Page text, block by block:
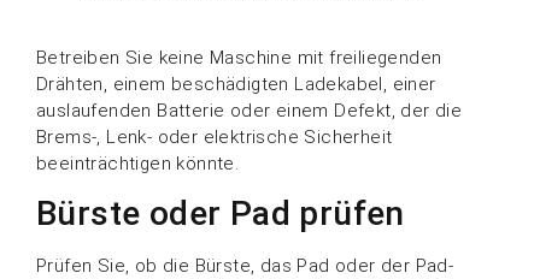
Betreiben Sie keine Maschine mit freiliegenden
Drähten, einem beschädigten Ladekabel, einer
auslaufenden Batterie oder einem Defekt, der die
Brems-, Lenk- oder elektrische Sicherheit
beeinträchtigen könnte.
Bürste oder Pad prüfen
Prüfen Sie, ob die Bürste, das Pad oder der Pad-